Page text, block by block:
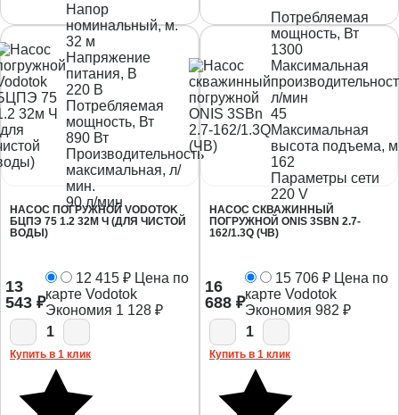
Напор
номинальный, м.
32 м
Напряжение
питания, В
220 В
Потребляемая
мощность, Вт
890 Вт
Производительность
максимальная, л/
мин.
90 л/мин
НАСОС ПОГРУЖНОЙ VODOTOK
БЦПЭ 75 1.2 32М Ч (ДЛЯ ЧИСТОЙ
ВОДЫ)
13
543 ₽
12 415 ₽ Цена по
карте Vodotok
Экономия 1 128 ₽
1
Купить в 1 клик
Потребляемая
мощность, Вт
1300
Максимальная
л/мин
45
Максимальная
высота подъема,
162
Параметры сети
220 V
НАСОС СКВАЖИННЫЙ
ПОГРУЖНОЙ ONIS 3SBN 2.7-
162/1.3Q (ЧВ)
16
688 ₽
15 706 ₽ Цена по
карте Vodotok
Экономия 982 ₽
1
Купить в 1 клик